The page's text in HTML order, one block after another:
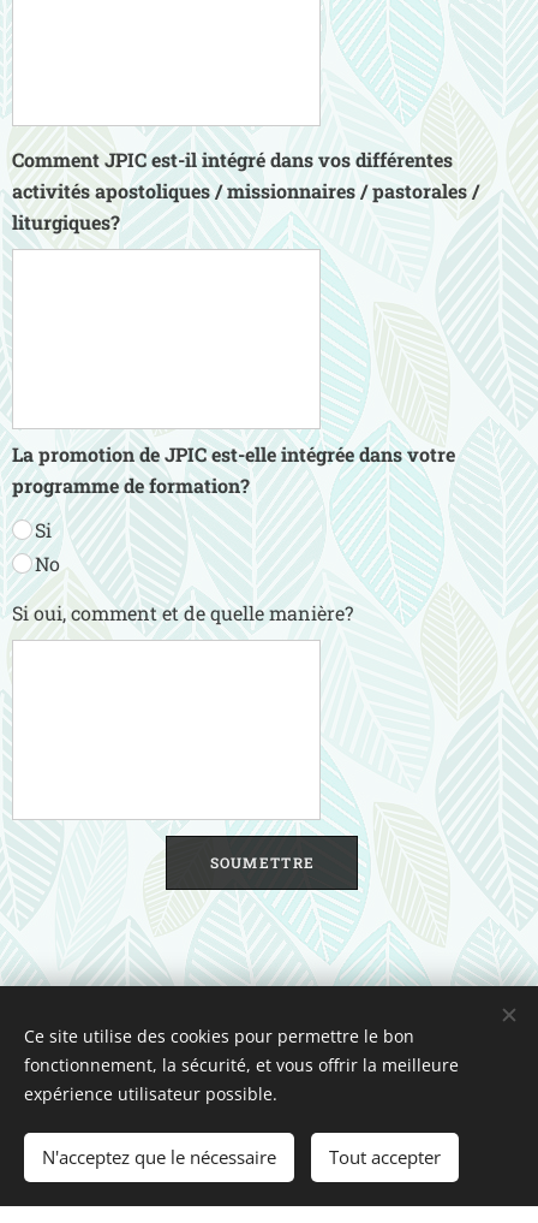
Comment JPIC est-il intégré dans vos différentes
activités apostoliques / missionnaires / pastorales /
liturgiques?
La promotion de JPIC est-elle intégrée dans votre
programme de formation?
Si
No
Si oui, comment et de quelle manière?
SOUMETTRE
Unione Superiori Generali - Via dei Penitenzieri 19 -00193 ROMA
Cookies
Langues
Italiano
English Français Español
Ce site utilise des cookies pour permettre le bon
fonctionnement, la sécurité, et vous offrir la meilleure
expérience utilisateur possible.
N'acceptez que le nécessaire Tout accepter